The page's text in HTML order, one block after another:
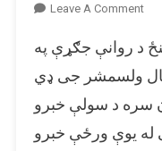
Leave A CommentOn
نواز
له
د روانې جګړې په
ولسمشر جی ډي
سره د سولې خبرو
له یوې ورځې خبرو